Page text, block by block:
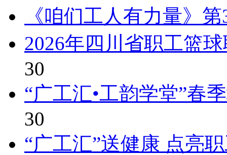
《咱们工人有力量》
2026年四川省职工篮
30
“广工汇•工韵学堂”春
30
“广工汇”送健康 点亮